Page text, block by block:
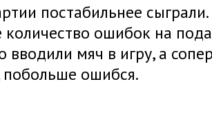
постабильнее
ошибок на
вводили мяч в игру, а
побольше ошибся.